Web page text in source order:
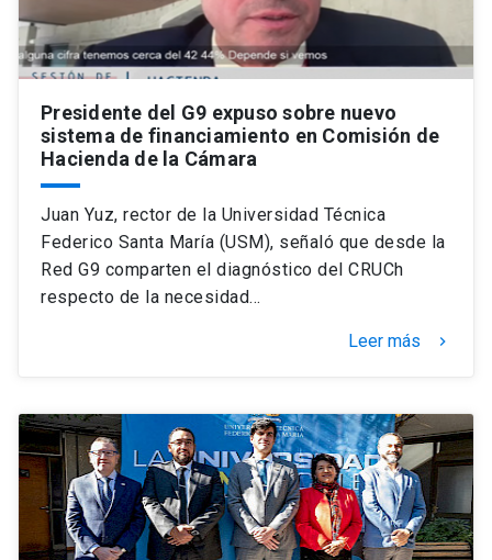
Información para keyboard_arrow_down
Futuros estudiantes
Estudiantes
Alumni launch
Go to english site launch
ACCESOS DIRECTOS
Admisión launch
Mi Cuenta UC launch
Correo UC launch
Donaciones launch
Presidente del G9 expuso sobre nuevo
sistema de financiamiento en Comisión de
Hacienda de la Cámara
Juan Yuz, rector de la Universidad Técnica
Federico Santa María (USM), señaló que desde la
Red G9 comparten el diagnóstico del CRUCh
respecto de la necesidad…
Leer más keyboard_arrow_right